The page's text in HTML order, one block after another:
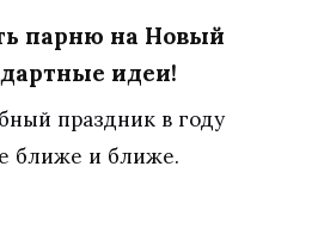
парню на Новый
идеи!
праздник в году
ближе и ближе.